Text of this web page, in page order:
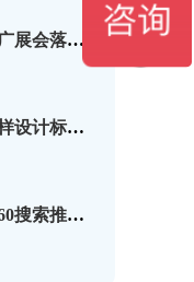
360搜索推广展会落地页怎么做？一套思路供参考
360推广这样设计标题，资深优化师都说好！
数据有了360搜索推广关键词如何分析